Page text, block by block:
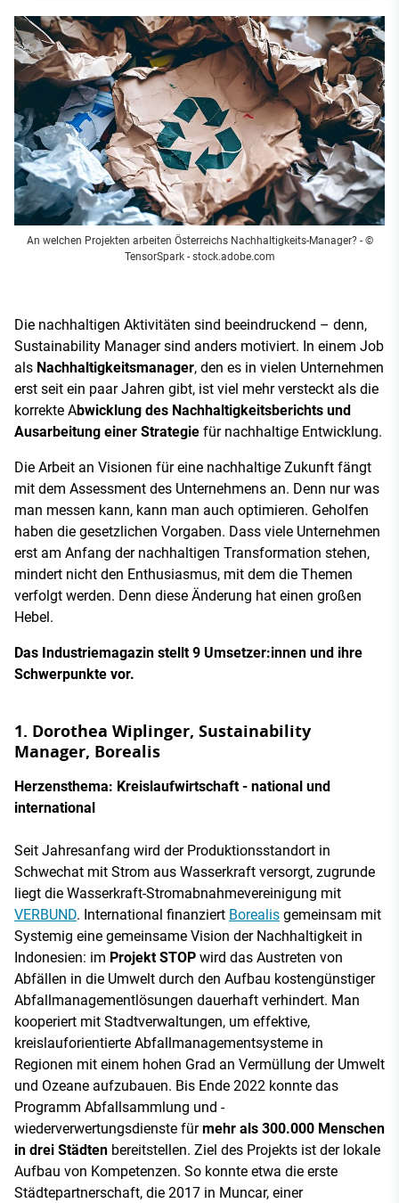
An welchen Projekten arbeiten Österreichs Nachhaltigkeits-Manager?- ©
TensorSpark - stock.adobe.com
Die nachhaltigen Aktivitäten sind beeindruckend – denn,
Sustainability Manager sind anders motiviert. In einem Job
als Nachhaltigkeitsmanager, den es in vielen Unternehmen
erst seit ein paar Jahren gibt, ist viel mehr versteckt als die
korrekte Abwicklung des Nachhaltigkeitsberichts und
Ausarbeitung einer Strategie für nachhaltige Entwicklung.
Die Arbeit an Visionen für eine nachhaltige Zukunft fängt
mit dem Assessment des Unternehmens an. Denn nur was
man messen kann, kann man auch optimieren. Geholfen
haben die gesetzlichen Vorgaben. Dass viele Unternehmen
erst am Anfang der nachhaltigen Transformation stehen,
mindert nicht den Enthusiasmus, mit dem die Themen
verfolgt werden. Denn diese Änderung hat einen großen
Hebel.
Das Industriemagazin stellt 9 Umsetzer:innen und ihre
Schwerpunkte vor.
1. Dorothea Wiplinger, Sustainability
Manager, Borealis
Herzensthema: Kreislaufwirtschaft - national und
international
Seit Jahresanfang wird der Produktionsstandort in
Schwechat mit Strom aus Wasserkraft versorgt, zugrunde
liegt die Wasserkraft-Stromabnahmevereinigung mit
VERBUND. International finanziert Borealis gemeinsam mit
Systemig eine gemeinsame Vision der Nachhaltigkeit in
Indonesien: im Projekt STOP wird das Austreten von
Abfällen in die Umwelt durch den Aufbau kostengünstiger
Abfallmanagementlösungen dauerhaft verhindert. Man
kooperiert mit Stadtverwaltungen, um effektive,
kreislauforientierte Abfallmanagementsysteme in
Regionen mit einem hohen Grad an Vermüllung der Umwelt
und Ozeane aufzubauen. Bis Ende 2022 konnte das
Programm Abfallsammlung und -
wiederverwertungsdienste fürmehr als 300.000 Menschen
in drei Städten bereitstellen. Ziel des Projekts ist der lokale
Aufbau von Kompetenzen. So konnte etwa die erste
Städtepartnerschaft, die 2017 in Muncar, einer